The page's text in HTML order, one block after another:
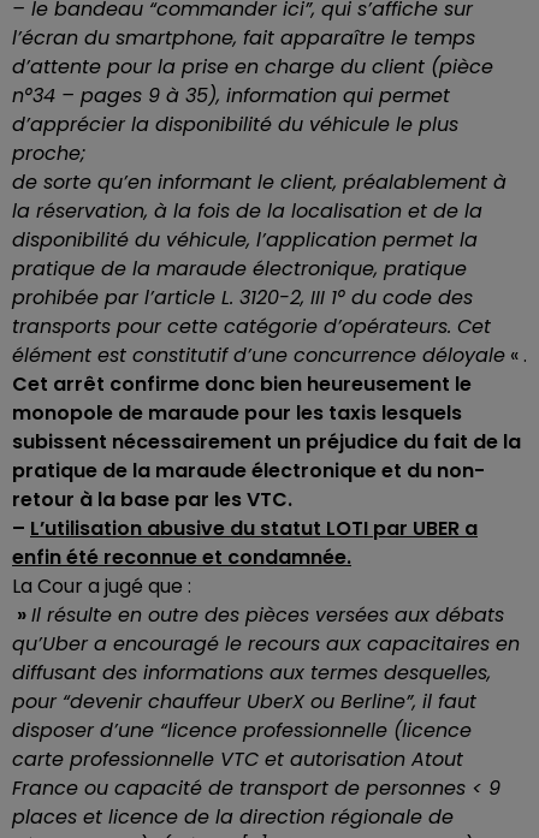
– le bandeau “commander ici”, qui s’affiche sur
l’écran du smartphone, fait apparaître le temps
d’attente pour la prise en charge du client (pièce
n°34 – pages 9 à 35), information qui permet
d’apprécier la disponibilité du véhicule le plus
proche;
de sorte qu’en informant le client, préalablement à
la réservation, à la fois de la localisation et de la
disponibilité du véhicule, l’application permet la
pratique de la maraude électronique, pratique
prohibée par l’article L. 3120-2, III 1° du code des
transports pour cette catégorie d’opérateurs. Cet
élément est constitutif d’une concurrence déloyale « .
Cet arrêt confirme donc bien heureusement le
monopole de maraude pour les taxis lesquels
subissent nécessairement un préjudice du fait de la
pratique de la maraude électronique et du non-
retour à la base par les VTC.
– L’utilisation abusive du statut LOTI par UBER a
enfin été reconnue et condamnée.
La Cour a jugé que :
»Il résulte en outre des pièces versées aux débats
qu’Uber a encouragé le recours aux capacitaires en
diffusant des informations aux termes desquelles,
pour “devenir chauffeur UberX ou Berline”, il faut
disposer d’une “licence professionnelle (licence
carte professionnelle VTC et autorisation Atout
France ou capacité de transport de personnes < 9
places et licence de la direction régionale de